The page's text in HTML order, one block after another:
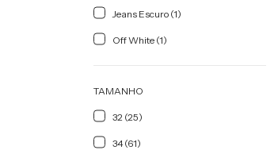
Jeans Escuro (1)
Off White (1)
TAMANHO
32 (25)
34 (61)